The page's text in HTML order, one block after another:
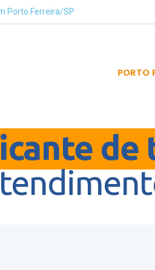
Porto Ferreira/SP
PORTO
de